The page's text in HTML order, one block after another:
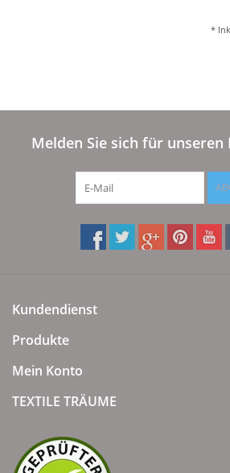
Vertrag widerrufen
Tel.0049(0)7322-919376
Blog-Aktuelles
Marken
*
Melden Sie sich für
Kundendienst
Produkte
Mein Konto
TEXTILE TRÄUME